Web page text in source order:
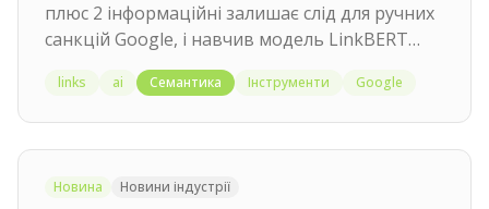
плюс 2 інформаційні залишає слід для ручних
санкцій Google, і навчив модель LinkBERT
передбачати, де посилання мають стояти
природно.
links ai Семантика Інструменти Google
Новина Новини індустрії